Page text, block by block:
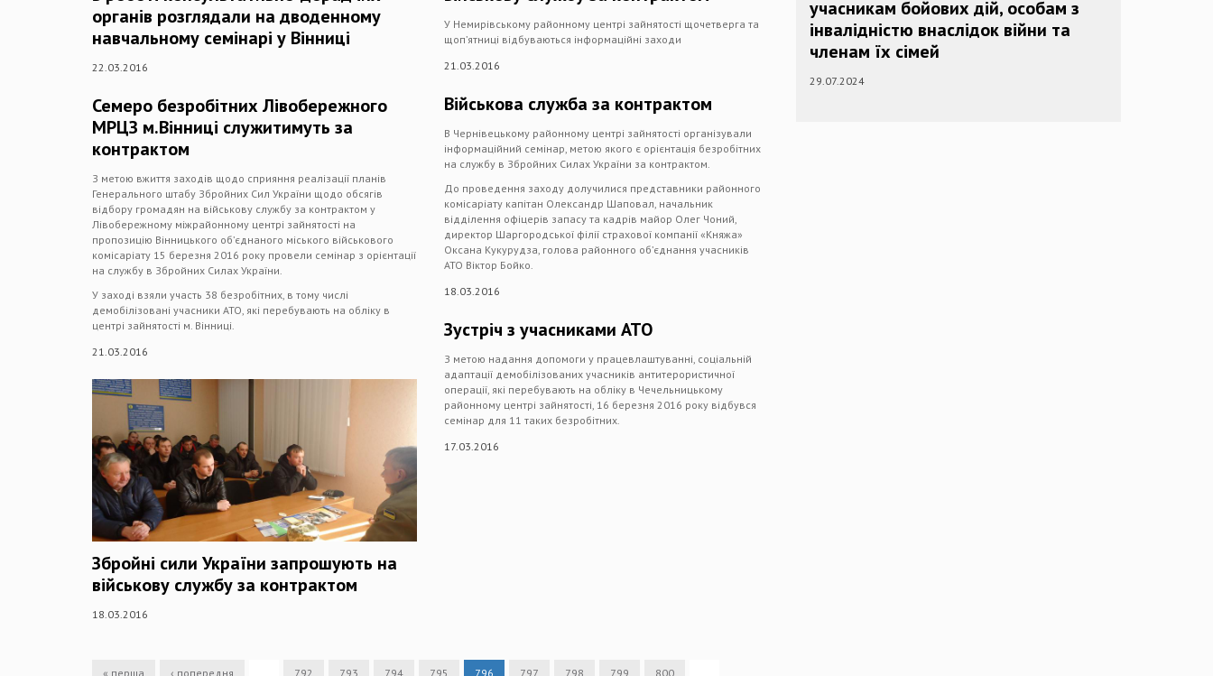
органів розглядали на дводенному
навчальному семінарі у Вінниці
22.03.2016
Семеро безробітних Лівобережного
МРЦЗ м.Вінниці служитимуть за
контрактом
З метою вжиття заходів щодо сприяння реалізації планів
Генерального штабу Збройних Сил України щодо обсягів
відбору громадян на військову службу за контрактом у
Лівобережному міжрайонному центрі зайнятості на
пропозицію Вінницького об’єднаного міського військового
комісаріату 15 березня 2016 року провели семінар з орієнтації
на службу в Збройних Силах України.
У заході взяли участь 38 безробітних, в тому числі
демобілізовані учасники АТО, які перебувають на обліку в
центрі зайнятості м. Вінниці.
21.03.2016
Збройні сили України запрошують на
військову службу за контрактом
18.03.2016
У Немирівському районному центрі зайнятості щочетверга та
щоп’ятниці відбуваються інформаційні заходи
21.03.2016
Військова служба за контрактом
В Чернівецькому районному центрі зайнятості організували
інформаційний семінар, метою якого є орієнтація безробітних
на службу в Збройних Силах України за контрактом.
До проведення заходу долучилися представники районного
комісаріату капітан Олександр Шаповал, начальник
відділення офіцерів запасу та кадрів майор Олег Чоний,
директор Шаргородської філії страхової компанії «Княжа»
Оксана Кукурудза, голова районного об’єднання учасників
АТО Віктор Бойко.
18.03.2016
Зустріч з учасниками АТО
З метою надання допомоги у працевлаштуванні, соціальній
адаптації демобілізованих учасників антитерористичної
операції, які перебувають на обліку в Чечельницькому
районному центрі зайнятості, 16 березня 2016 року відбувся
семінар для 11 таких безробітних.
17.03.2016
« перша ‹ попередня 792 793 794 795 796 797 798 799 800
учасникам бойових дій, особам з
інвалідністю внаслідок війни та
членам їх сімей
29.07.2024